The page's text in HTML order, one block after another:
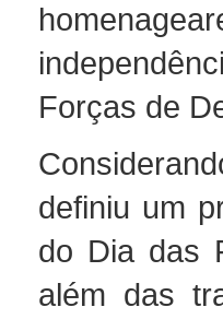
Forças de
definiu um
do Dia das
além das